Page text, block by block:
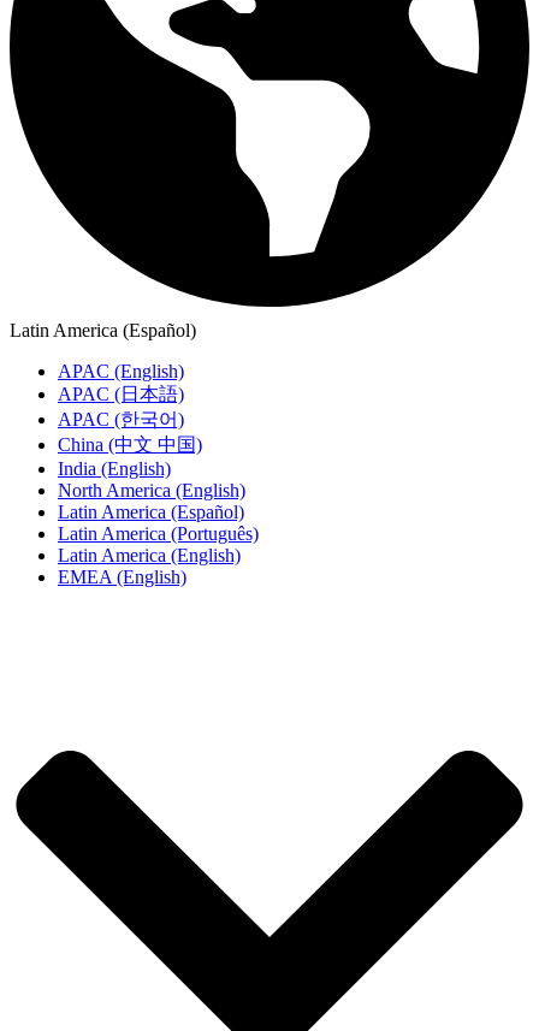
Latin America (Español)
APAC (English)
APAC (日本語)
APAC (한국어)
China (中文 中国)
India (English)
North America (English)
Latin America (Español)
Latin America (Português)
Latin America (English)
EMEA (English)